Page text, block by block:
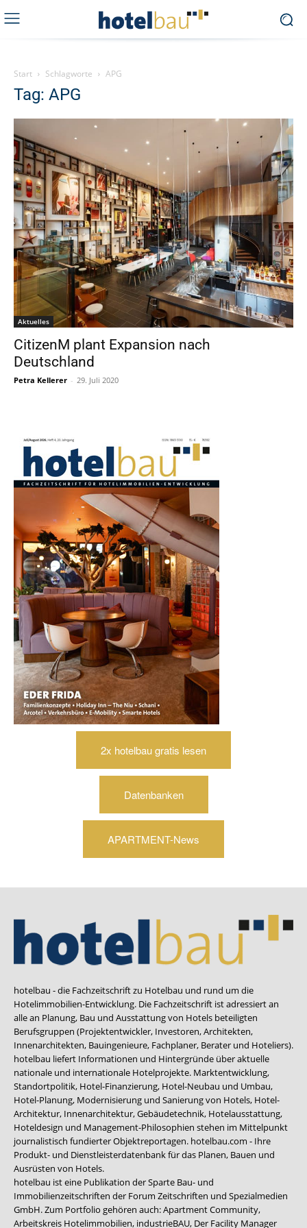
Start Schlagworte APG
Tag: APG
Aktuelles
CitizenM plant Expansion nach
Deutschland
Petra Kellerer - 29. Juli 2020
2x hotelbau gratis lesen
Datenbanken
APARTMENT-News
hotelbau - die Fachzeitschrift zu Hotelbau und rund um die
Hotelimmobilien-Entwicklung. Die Fachzeitschrift ist adressiert an
alle an Planung, Bau und Ausstattung von Hotels beteiligten
Berufsgruppen (Projektentwickler, Investoren, Architekten,
Innenarchitekten, Bauingenieure, Fachplaner, Berater und Hoteliers).
hotelbau liefert Informationen und Hintergründe über aktuelle
nationale und internationale Hotelprojekte. Marktentwicklung,
Standortpolitik, Hotel-Finanzierung, Hotel-Neubau und Umbau,
Hotel-Planung, Modernisierung und Sanierung von Hotels, Hotel-
Architektur, Innenarchitektur, Gebäudetechnik, Hotelausstattung,
Hoteldesign und Management-Philosophien stehen im Mittelpunkt
journalistisch fundierter Objektreportagen. hotelbau.com - Ihre
Produkt- und Dienstleisterdatenbank für das Planen, Bauen und
Ausrüsten von Hotels.
hotelbau ist eine Publikation der Sparte Bau- und
Immobilienzeitschriften der Forum Zeitschriften und Spezialmedien
GmbH. Zum Portfolio gehören auch:Apartment Community,
Arbeitskreis Hotelimmobilien, industrieBAU, Der Facility Manager